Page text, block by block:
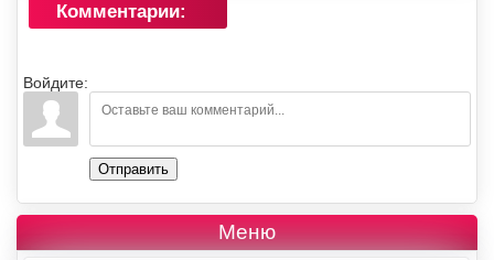
Комментарии:
Войдите:
Отправить
Меню